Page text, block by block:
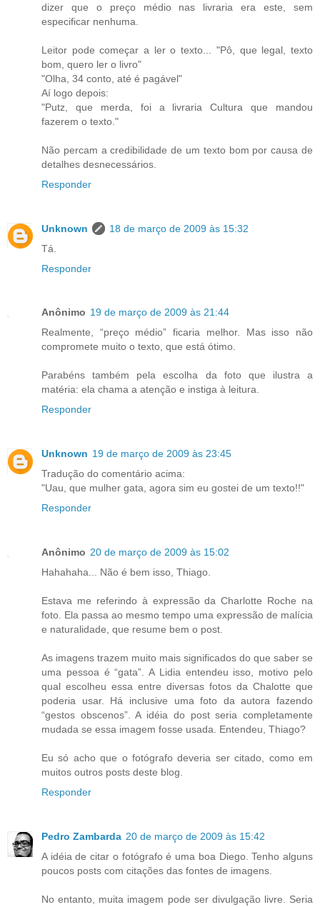
dizer que o preço médio nas livraria era este, sem
especificar nenhuma.
Leitor pode começar a ler o texto... "Pô, que legal, texto
bom, quero ler o livro"
"Olha, 34 conto, até é pagável"
Aí logo depois:
"Putz, que merda, foi a livraria Cultura que mandou
fazerem o texto."
Não percam a credibilidade de um texto bom por causa de
detalhes desnecessários.
Responder
Unknown
18 de março de 2009 às 15:32
Tá.
Responder
Anônimo 19 de março de 2009 às 21:44
Realmente, “preço médio” ficaria melhor. Mas isso não
compromete muito o texto, que está ótimo.
Parabéns também pela escolha da foto que ilustra a
matéria: ela chama a atenção e instiga à leitura.
Responder
Unknown 19 de março de 2009 às 23:45
Tradução do comentário acima:
"Uau, que mulher gata, agora sim eu gostei de um texto!!"
Responder
Anônimo 20 de março de 2009 às 15:02
Hahahaha... Não é bem isso, Thiago.
Estava me referindo à expressão da Charlotte Roche na
foto. Ela passa ao mesmo tempo uma expressão de malícia
e naturalidade, que resume bem o post.
As imagens trazem muito mais significados do que saber se
uma pessoa é “gata”. A Lidia entendeu isso, motivo pelo
qual escolheu essa entre diversas fotos da Chalotte que
poderia usar. Há inclusive uma foto da autora fazendo
“gestos obscenos”. A idéia do post seria completamente
mudada se essa imagem fosse usada. Entendeu, Thiago?
Eu só acho que o fotógrafo deveria ser citado, como em
muitos outros posts deste blog.
Responder
Pedro Zambarda 20 de março de 2009 às 15:42
A idéia de citar o fotógrafo é uma boa Diego. Tenho alguns
poucos posts com citações das fontes de imagens.
No entanto, muita imagem pode ser divulgação livre. Seria